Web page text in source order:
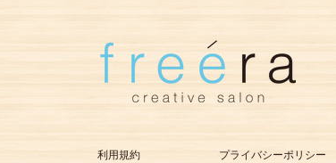
利用規約 プライバシーポリシー